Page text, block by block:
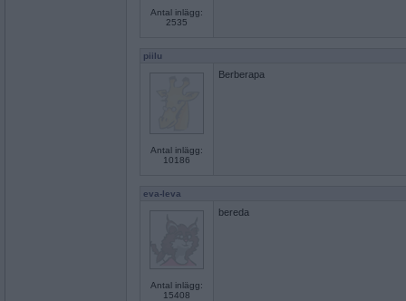
Antal inlägg:
2535
piilu
Antal inlägg:
10186
Berberapa
eva-leva
Antal inlägg:
15408
bereda